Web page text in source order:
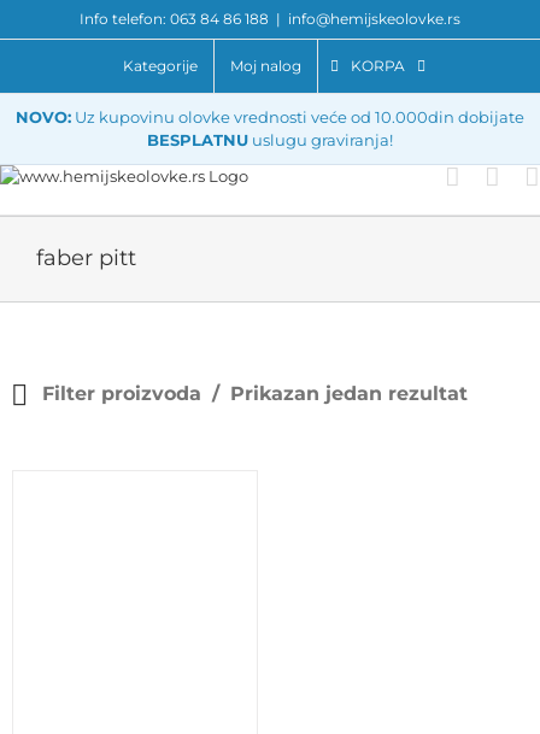
Info telefon: 063 84 86 188 | info@hemijskeolovke.rs
Kategorije Moj nalog KORPA
NOVO: Uz kupovinu olovke vrednosti veće od 10.000din dobijate
BESPLATNU uslugu graviranja!
faber pitt
Filter proizvoda Prikazan jedan rezultat